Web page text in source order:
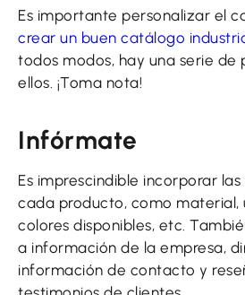
Es importante personalizar el
crear un buen catálogo
todos modos, hay una serie de
ellos. ¡Toma nota!
Infórmate
Es imprescindible incorporar
cada producto, como material,
colores disponibles, etc.
a información de la empresa,
información de contacto y